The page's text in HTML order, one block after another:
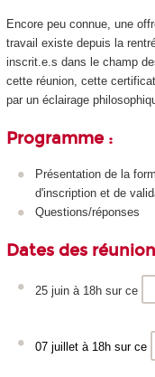
Encore peu connue, une
travail existe depuis la
inscrit.e.s dans le champ
cette réunion, cette
par un éclairage
Programme :
Présentation de la
d'inscription et de
Questions/réponses
Dates des
25 juin à 18h sur ce
07 juillet à 18h sur ce